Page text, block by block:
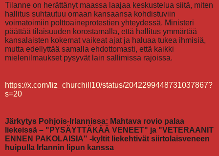
Tilanne on herättänyt maassa laajaa keskustelua siitä, miten
hallitus suhtautuu omaan kansaansa kohdistuviin
voimatoimiin polttoaineprotestien yhteydessä. Ministeri
päättää tilaisuuden korostamalla, että hallitus ymmärtää
kansalaisten kokemat vaikeat ajat ja haluaa tukea ihmisiä,
mutta edellyttää samalla ehdottomasti, että kaikki
mielenilmaukset pysyvät lain sallimissa rajoissa.
https://x.com/liz_churchill10/status/2042299448731037867?
s=20
Järkytys Pohjois-Irlannissa: Mahtava rovio palaa
liekeissä – "PYSÄYTTÄKÄÄ VENEET" ja "VETERAANIT
ENNEN PAKOLAISIA" -kyltit liekehtivät siirtolaisveneen
huipulla Irlannin lipun kanssa